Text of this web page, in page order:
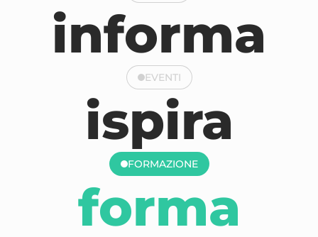
informa
EVENTI
ispira
FORMAZIONE
forma